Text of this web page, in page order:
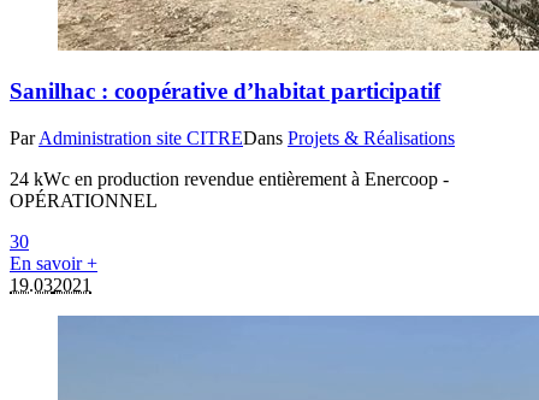
Sanilhac : coopérative d’habitat participatif
ParAdministration site CITREDans Projets & Réalisations
24 kWc en production revendue entièrement à Enercoop -
OPÉRATIONNEL
30
En savoir +
19.032021